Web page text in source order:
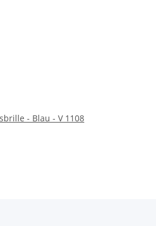
- Blau - V 1108